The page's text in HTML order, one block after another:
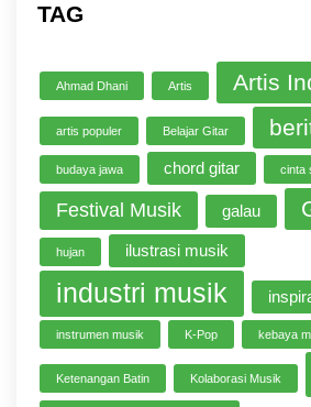
TAG
Ahmad Dhani Artis Artis
artis populer Belajar Gitar
budaya jawa chord gitar cinta
Festival Musik galau
hujan ilustrasi musik
industri musik
instrumen musik K-Pop kebaya
Ketenangan Batin Kolaborasi Musik